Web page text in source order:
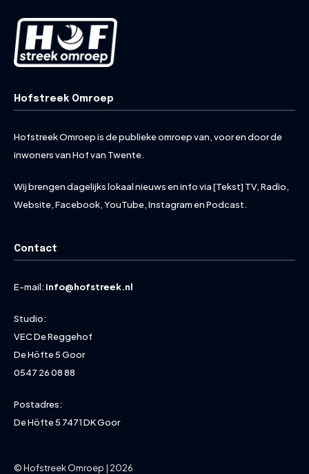
Hofstreek Omroep
Hofstreek Omroep is de publieke omroep van, voor en door de
inwoners van Hof van Twente.
Wij brengen dagelijks lokaal nieuws en info via [Tekst] TV, Radio,
Website, Facebook, YouTube, Instagram en Podcast.
Contact
E-mail: info@hofstreek.nl
Studio:
VEC De Reggehof
De Höfte 5 Goor
0547 26 08 88
Postadres:
De Höfte 5 7471 DK Goor
© Hofstreek Omroep | 2026